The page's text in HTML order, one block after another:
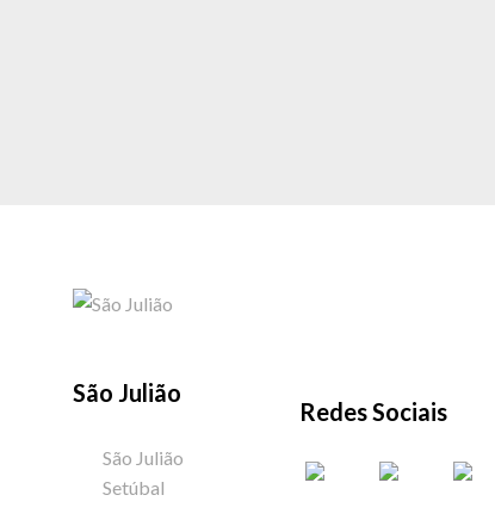
São Julião
São Julião
Setúbal
Redes Sociais